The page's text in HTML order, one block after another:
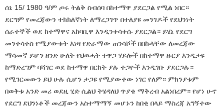
ሰኔ 15/ 1980 ዓ/ም ጦሩ ትልቅ ስብሰባ በከተማዋ ያደርጋል የሚል ነበር።
ደርግም የመረጃውን ተክክለኛነት ለማረጋገጥ በተለያዩ መንገዶች የደህንነት
ሰራተኞች ወደ ከተማዋና አከባቢዋ እንዲንቀሳቀሱ ያደርጋል። ይሄኔ የደርግ
መንቀሳቀስ የሚያውቁት እነዛ የድራማው ጠንሳሾች በበኩላቸው ለመረጃው
ማሳመኛ ይሆን ዘንድ ሁለት የህወሓት ተዋጋ ሃይሎች በከተማዋ ዙርያ እንዲታዩ
ከማድረግም ባሻገር ወደ ከተማዋ በርከት ያሉ ተጋዮች እንዲገቡ ያደርጋሉ።
የሚገርመውን ይህ ሁሉ ሲሆን ታጋዩ የሚያውቀው ነገር የለም። ምክንያቱም
በወቅቱ አንድ መሪ ወደዚ ሂድ ሲልህ ትሄዳለህ ጥያቄ ማቅረብ አልነበረም። የሆነ ሁኖ
የደርግ ደህንነቶች መረጃውን አስተማማኝ መሆኑን ከበቂ በላይ ማስረጃ አግኝተው